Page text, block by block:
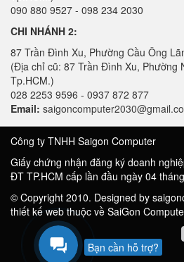
090 880 9527 - 098 234 2030
CHI NHÁNH 2:
87 Trần Đình Xu, Phường Cầu Ông
(Địa chỉ cũ: 87 Trần Đình Xu, Phường
Tp.HCM.)
028 2253 9596 - 0937 872 877
Email:
Công ty TNHH Saigon Computer
Giấy chứng nhận đăng ký doanh
ĐT TP.HCM cấp lần đầu ngày 04
© Copyright 2010. Designed by
thiết kế web thuộc về SaiGon
Bạn cần hỗ trợ?